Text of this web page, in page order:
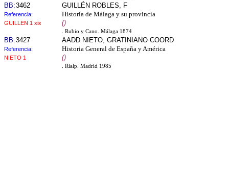
BB:3462 GUILLÉN ROBLES, F
Referencia: Historia de Málaga y su provincia
GUILLEN 1 xix ()
. Rubio y Cano. Málaga 1874
BB:3427 AADD NIETO, GRATINIANO COORD
Referencia: Historia General de España y América
NIETO 1 ()
. Rialp. Madrid 1985